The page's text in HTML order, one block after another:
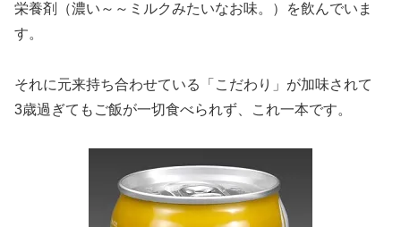
栄養剤（濃い～～ミルクみたいなお味。）を飲んでいま
す。
それに元来持ち合わせている「こだわり」が加味されて
3歳過ぎてもご飯が一切食べられず、これ一本です。